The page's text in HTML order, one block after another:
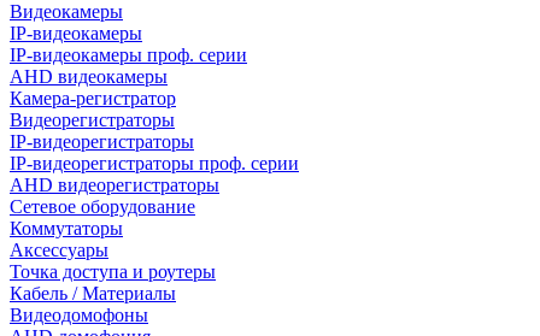
Видеокамеры
IP-видеокамеры
IP-видеокамеры проф. серии
AHD видеокамеры
Камера-регистратор
Видеорегистраторы
IP-видеорегистраторы
IP-видеорегистраторы проф. серии
AHD видеорегистраторы
Сетевое оборудование
Коммутаторы
Аксессуары
Точка доступа и роутеры
Кабель / Материалы
Видеодомофоны